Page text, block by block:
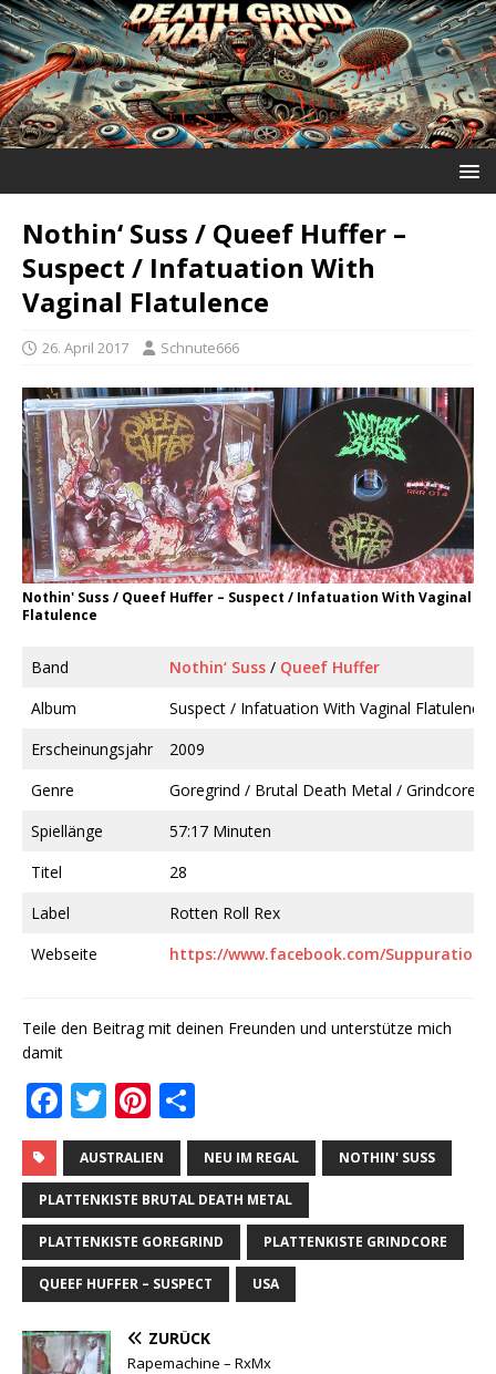
Nothin‘ Suss / Queef Huffer ‎–
Suspect / Infatuation With
Vaginal Flatulence
26. April 2017 Schnute666
Nothin' Suss / Queef Huffer ‎– Suspect / Infatuation With Vaginal
Flatulence
Band Nothin‘ Suss / Queef Huffer
Album
Suspect / Infatuation With Vaginal Flatulence
Erscheinungsjahr
2009
Genre
Goregrind / Brutal Death Metal / Grindcore
Spiellänge
57:17 Minuten
Titel
28
Label
Rotten Roll Rex
Webseite
https://www.facebook.com/Suppuration/
Teile den Beitrag mit deinen Freunden und unterstütze mich
damit
F
a
c
e
b
o
o
k
T
w
it
te
r
Pi
n
te
r
e
st
ei
le
n
AUSTRALIEN NEU IM REGAL NOTHIN' SUSS
PLATTENKISTE BRUTAL DEATH METAL
PLATTENKISTE GOREGRIND PLATTENKISTE GRINDCORE
QUEEF HUFFER ‎– SUSPECT USA
ZURÜCK
Rapemachine ‎– RxMx